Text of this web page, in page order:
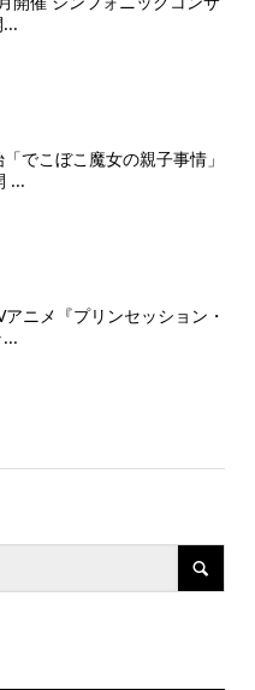
でこぼこ魔女の親子事情」
...
アニメ『プリンセッション・